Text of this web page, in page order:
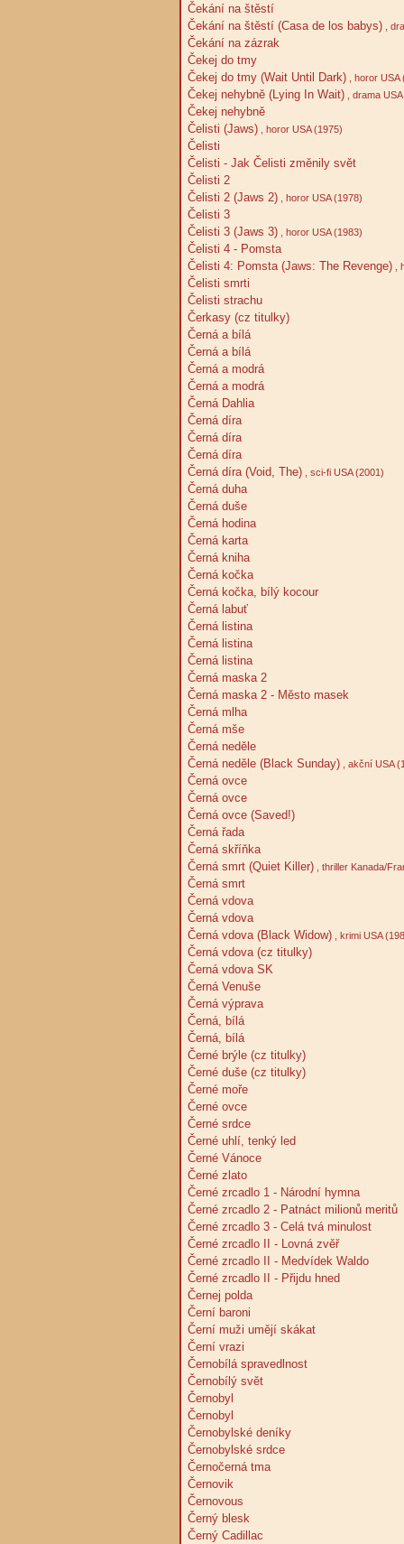
Čekání na štěstí
Čekání na štěstí (Casa de los babys) ,
Čekání na zázrak
Čekej do tmy
Čekej do tmy (Wait Until Dark) , horor USA
Čekej nehybně (Lying In Wait) , drama
Čekej nehybně
Čelisti (Jaws) , horor USA (1975)
Čelisti
Čelisti - Jak Čelisti změnily svět
Čelisti 2
Čelisti 2 (Jaws 2) , horor USA (1978)
Čelisti 3
Čelisti 3 (Jaws 3) , horor USA (1983)
Čelisti 4 - Pomsta
Čelisti 4: Pomsta (Jaws: The Revenge) ,
Čelisti smrti
Čelisti strachu
Čerkasy (cz titulky)
Černá a bílá
Černá a bílá
Černá a modrá
Černá a modrá
Černá Dahlia
Černá díra
Černá díra
Černá díra
Černá díra (Void, The) , sci-fi USA (2001)
Černá duha
Černá duše
Černá hodina
Černá karta
Černá kniha
Černá kočka
Černá kočka, bílý kocour
Černá labuť
Černá listina
Černá listina
Černá listina
Černá maska 2
Černá maska 2 - Město masek
Černá mlha
Černá mše
Černá neděle
Černá neděle (Black Sunday) , akční USA
Černá ovce
Černá ovce
Černá ovce (Saved!)
Černá řada
Černá skříňka
Černá smrt (Quiet Killer) , thriller Kanada/
Černá smrt
Černá vdova
Černá vdova
Černá vdova (Black Widow) , krimi USA
Černá vdova (cz titulky)
Černá vdova SK
Černá Venuše
Černá výprava
Černá, bílá
Černá, bílá
Černé brýle (cz titulky)
Černé duše (cz titulky)
Černé moře
Černé ovce
Černé srdce
Černé uhlí, tenký led
Černé Vánoce
Černé zlato
Černé zrcadlo 1 - Národní hymna
Černé zrcadlo 2 - Patnáct milionů meritů
Černé zrcadlo 3 - Celá tvá minulost
Černé zrcadlo II - Lovná zvěř
Černé zrcadlo II - Medvídek Waldo
Černé zrcadlo II - Přijdu hned
Černej polda
Černí baroni
Černí muži umějí skákat
Černí vrazi
Černobílá spravedlnost
Černobílý svět
Černobyl
Černobyl
Černobylské deníky
Černobylské srdce
Černočerná tma
Černovik
Černovous
Černý blesk
Černý Cadillac